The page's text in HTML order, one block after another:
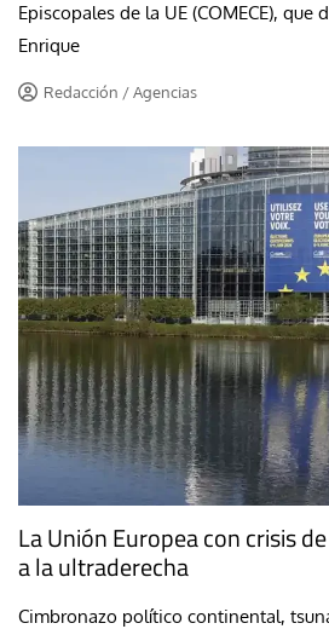
Episcopales de la UE (COMECE),
Enrique
Redacción / Agencias
La Unión Europea con crisis
a la ultraderecha
Cimbronazo político continental,